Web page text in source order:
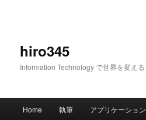
hiro345
Information Technology で世界を変える
Home 執筆 アプリケーション